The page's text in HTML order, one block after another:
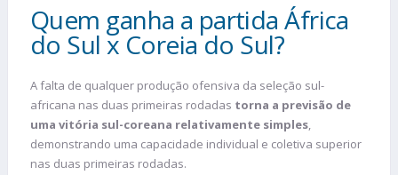
Quem ganha a partida África
do Sul x Coreia do Sul?
A falta de qualquer produção ofensiva da seleção sul-
africana nas duas primeiras rodadas torna a previsão de
uma vitória sul-coreana relativamente simples,
demonstrando uma capacidade individual e coletiva superior
nas duas primeiras rodadas.